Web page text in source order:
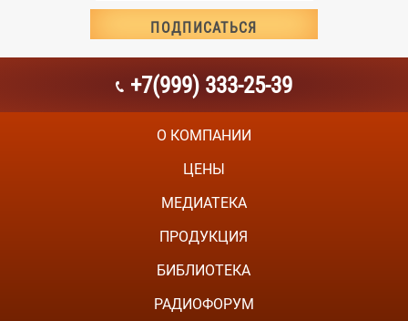
+7(999) 333-25-39
О КОМПАНИИ
ЦЕНЫ
МЕДИАТЕКА
ПРОДУКЦИЯ
БИБЛИОТЕКА
РАДИОФОРУМ